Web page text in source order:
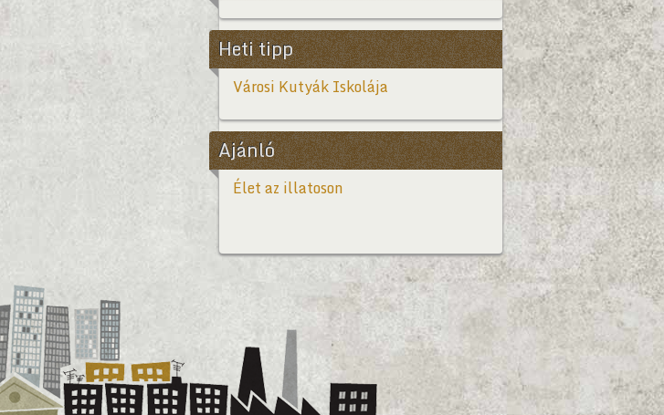
Heti tipp
Városi Kutyák Iskolája
Ajánló
Élet az illatoson